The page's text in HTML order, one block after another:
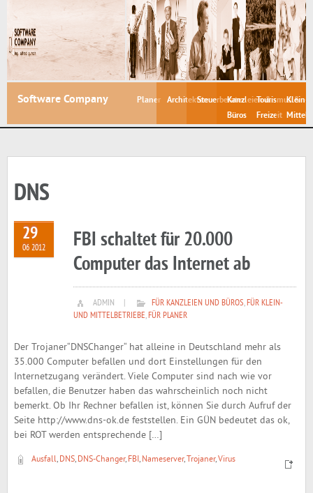
Software Company Planer ArchitektenSteuerberaterKanzleien &
Büros
Tourismus &
Freizeit
Klein-
DNS
29
06 2012
FBI schaltet für 20.000
Computer das Internet ab
ADMIN FÜR KANZLEIEN UND BÜROS,FÜR KLEIN-
UND MITTELBETRIEBE,FÜR PLANER
Der Trojaner“DNSChanger“ hat alleine in Deutschland mehr als
35.000 Computer befallen und dort Einstellungen für den
Internetzugang verändert. Viele Computer sind nach wie vor
befallen, die Benutzer haben das wahrscheinlich noch nicht
bemerkt. Ob Ihr Rechner befallen ist, können Sie durch Aufruf der
Seite http://www.dns-ok.de feststellen. Ein GÜN bedeutet das ok,
bei ROT werden entsprechende […]
Ausfall, DNS, DNS-Changer, FBI, Nameserver, Trojaner,Virus